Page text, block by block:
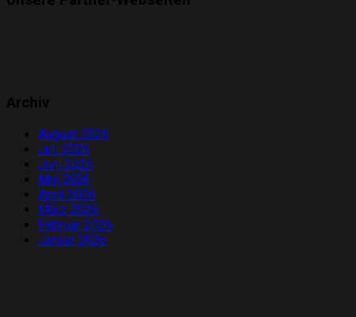
Archiv
August 2026
Juli 2026
Juni 2026
Mai 2026
April 2026
März 2026
Februar 2026
Januar 2026